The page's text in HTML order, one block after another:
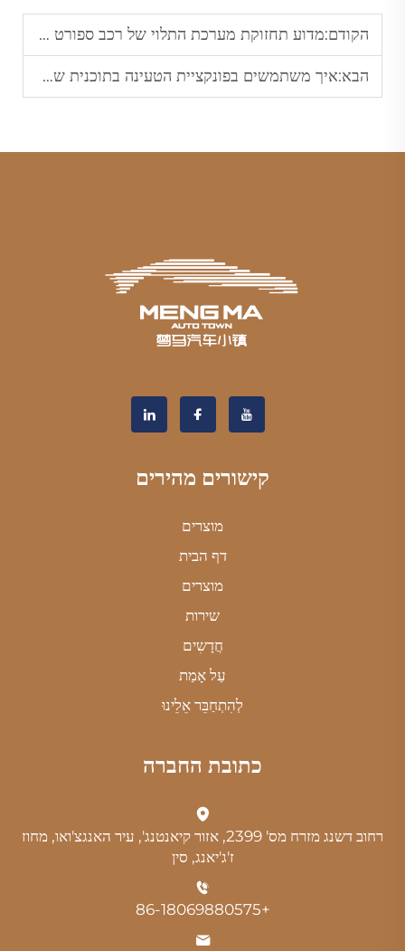
הקודם:מדוע תחזוקת מערכת התלוי של רכב ספורט יוקרתי (SUV) היא קריטית?
הבא:איך משתמשים בפונקציית הטעינה בתוכנית של רכבי EV סיניים?
קישורים מהירים
מוצרים
דף הבית
מוצרים
שירות
חֲדָשִים
עַל אָמַת
לְהִתְחַבֵּר אֵלֵינוּ
כתובת החברה
רחוב דשנג מזרח מס' 2399, אזור קיאנטנג', עיר האנגצ'ואו, מחוז
ז'ג'יאנג, סין
+86-18069880575